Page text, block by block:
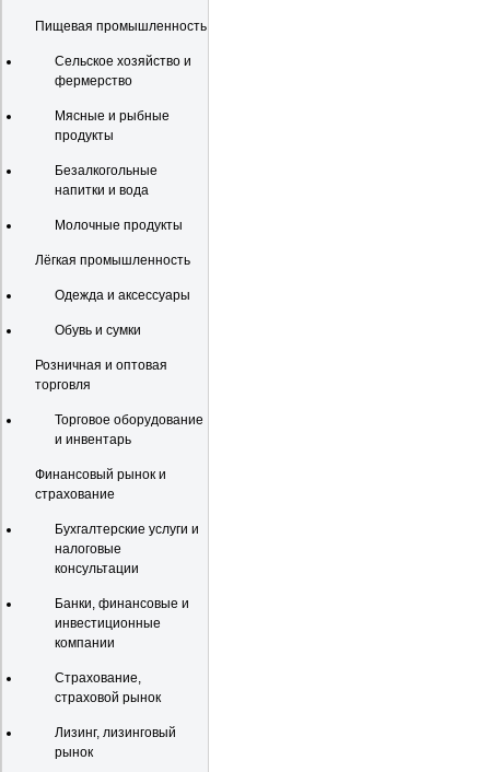
Пищевая промышленность
Сельское хозяйство и
фермерство
Мясные и рыбные
продукты
Безалкогольные
напитки и вода
Молочные продукты
Лёгкая промышленность
Одежда и аксессуары
Обувь и сумки
Розничная и оптовая
торговля
Торговое оборудование
и инвентарь
Финансовый рынок и
страхование
Бухгалтерские услуги и
налоговые
консультации
Банки, финансовые и
инвестиционные
компании
Страхование,
страховой рынок
Лизинг, лизинговый
рынок